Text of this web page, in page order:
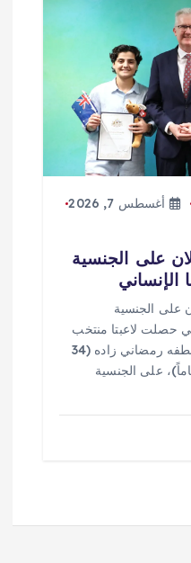
أغسطس 7, 2026
على الجنسية
الإنساني
على الجنسية
حصلت لاعبتا منتخب
إيران لكرة القدم للسيدات، عطفه رمضاني زاده (34
وفاطمة پسنديده (22 عاماً)، على الجنسية